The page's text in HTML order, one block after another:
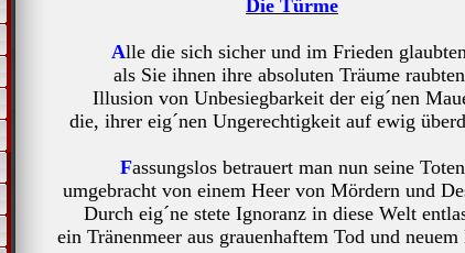
Die Türme
Alle die sich sicher und im Frieden
als Sie ihnen ihre absoluten Träume
Illusion von Unbesiegbarkeit der eig´nen
die, ihrer eig´nen Ungerechtigkeit auf ewig
Fassungslos betrauert man nun seine Toten
umgebracht von einem Heer von Mördern und
Durch eig´ne stete Ignoranz in diese Welt
ein Tränenmeer aus grauenhaftem Tod und neuem